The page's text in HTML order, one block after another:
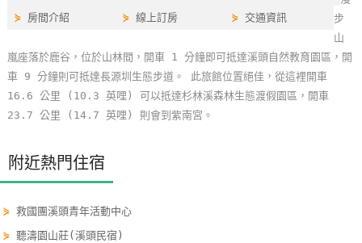
紅
帶
你
玩
玩
樂
地
⋟ 房間介紹 ⋟線上訂房 ⋟ 交通資訊
步
山
嵐座落於鹿谷，位於山林間，開車 1 分鐘即可抵達溪頭自然教育園區，開
車 9 分鐘則可抵達長源圳生態步道。 此旅館位置絕佳，從這裡開車
16.6 公里 (10.3 英哩) 可以抵達杉林溪森林生態渡假園區，開車
23.7 公里 (14.7 英哩) 則會到紫南宮。
附近熱門住宿
⋟救國團溪頭青年活動中心
⋟聽濤園山莊(溪頭民宿)